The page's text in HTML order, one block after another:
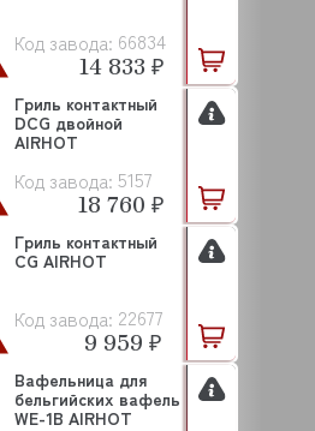
Код завода: 66834
14 833 ₽
Код завода: 5157
Гриль контактный
DCG двойной
AIRHOT
18 760 ₽
Код завода: 22677
Гриль контактный
CG AIRHOT
9 959 ₽
Вафельница для
бельгийских вафель
WE-1B AIRHOT